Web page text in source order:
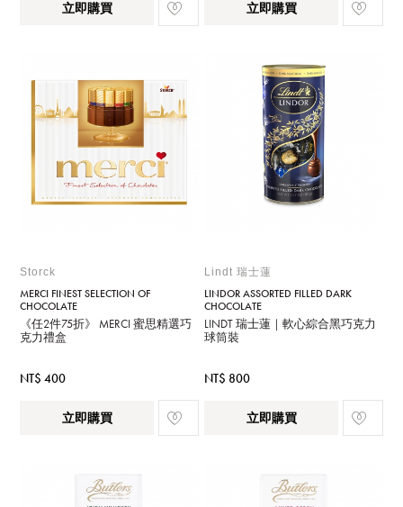
立即購買 立即購買
Storck
MERCI FINEST SELECTION OF
CHOCOLATE
《任2件75折》 MERCI 蜜思精選巧
克力禮盒
NT$ 400
立即購買
Lindt 瑞士蓮
LINDOR ASSORTED FILLED DARK
CHOCOLATE
LINDT 瑞士蓮｜軟心綜合黑巧克力
球筒裝
NT$ 800
立即購買